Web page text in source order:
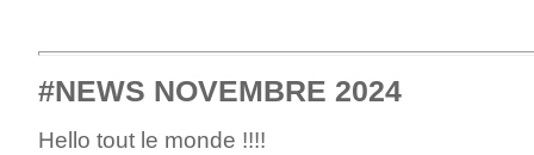
#NEWS NOVEMBRE 2024
Hello tout le monde !!!!